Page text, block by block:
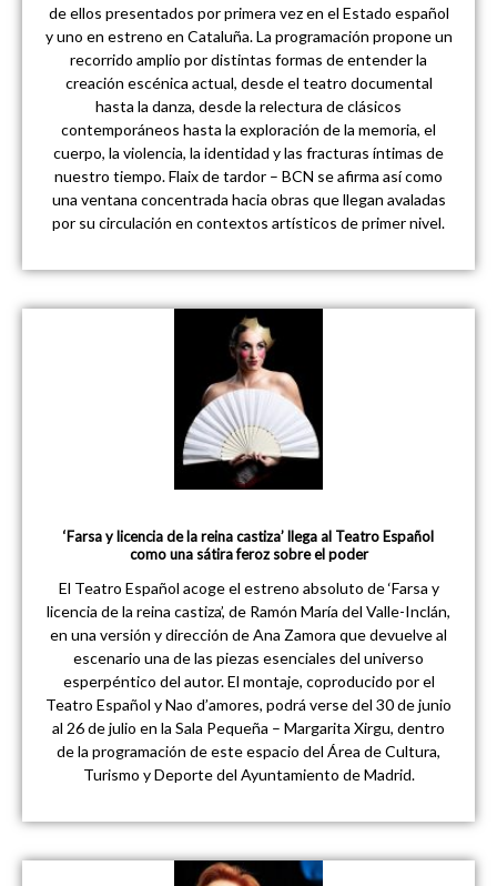
de ellos presentados por primera vez en el Estado español
y uno en estreno en Cataluña. La programación propone un
recorrido amplio por distintas formas de entender la
creación escénica actual, desde el teatro documental
hasta la danza, desde la relectura de clásicos
contemporáneos hasta la exploración de la memoria, el
cuerpo, la violencia, la identidad y las fracturas íntimas de
nuestro tiempo. Flaix de tardor – BCN se afirma así como
una ventana concentrada hacia obras que llegan avaladas
por su circulación en contextos artísticos de primer nivel.
‘Farsa y licencia de la reina castiza’ llega al Teatro Español
como una sátira feroz sobre el poder
El Teatro Español acoge el estreno absoluto de ‘Farsa y
licencia de la reina castiza’, de Ramón María del Valle-Inclán,
en una versión y dirección de Ana Zamora que devuelve al
escenario una de las piezas esenciales del universo
esperpéntico del autor. El montaje, coproducido por el
Teatro Español y Nao d’amores, podrá verse del 30 de junio
al 26 de julio en la Sala Pequeña – Margarita Xirgu, dentro
de la programación de este espacio del Área de Cultura,
Turismo y Deporte del Ayuntamiento de Madrid.